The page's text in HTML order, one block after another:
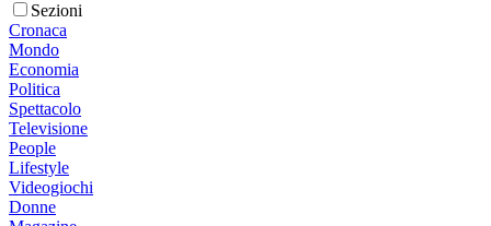
Sezioni
Cronaca
Mondo
Economia
Politica
Spettacolo
Televisione
People
Lifestyle
Videogiochi
Donne